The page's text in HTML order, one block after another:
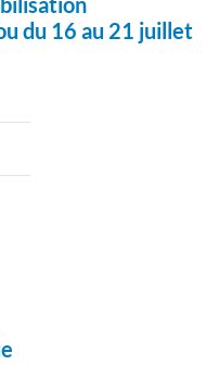
du 16 au 21 juillet